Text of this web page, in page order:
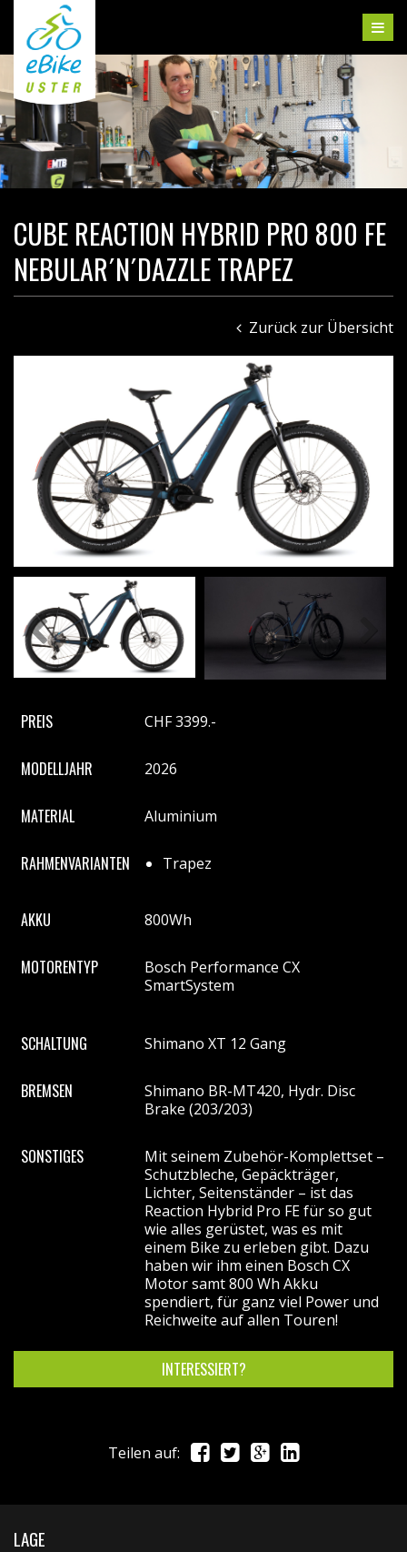
CUBE REACTION HYBRID PRO 800 FE
NEBULAR´N´DAZZLE TRAPEZ
Zurück zur Übersicht
Previous
PREIS CHF 3399.-
MODELLJAHR 2026
MATERIAL Aluminium
RAHMENVARIANTEN Trapez
AKKU 800Wh
MOTORENTYP
Bosch Performance CX
SmartSystem
SCHALTUNG Shimano XT 12 Gang
BREMSEN
Shimano BR-MT420, Hydr. Disc
Brake (203/203)
SONSTIGES
Mit seinem Zubehör-Komplettset –
Schutzbleche, Gepäckträger,
Lichter, Seitenständer – ist das
Reaction Hybrid Pro FE für so gut
wie alles gerüstet, was es mit
einem Bike zu erleben gibt. Dazu
haben wir ihm einen Bosch CX
Motor samt 800 Wh Akku
spendiert, für ganz viel Power und
Reichweite auf allen Touren!
INTERESSIERT?
Teilen auf:
LAGE